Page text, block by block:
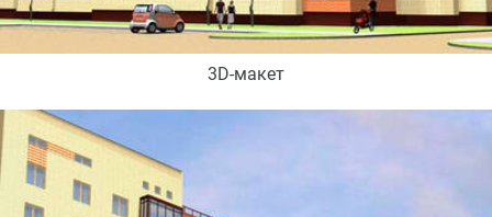
3D-макет